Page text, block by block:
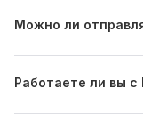
Битрикс24.
Тестовая
Можно ли
Работаете ли вы с